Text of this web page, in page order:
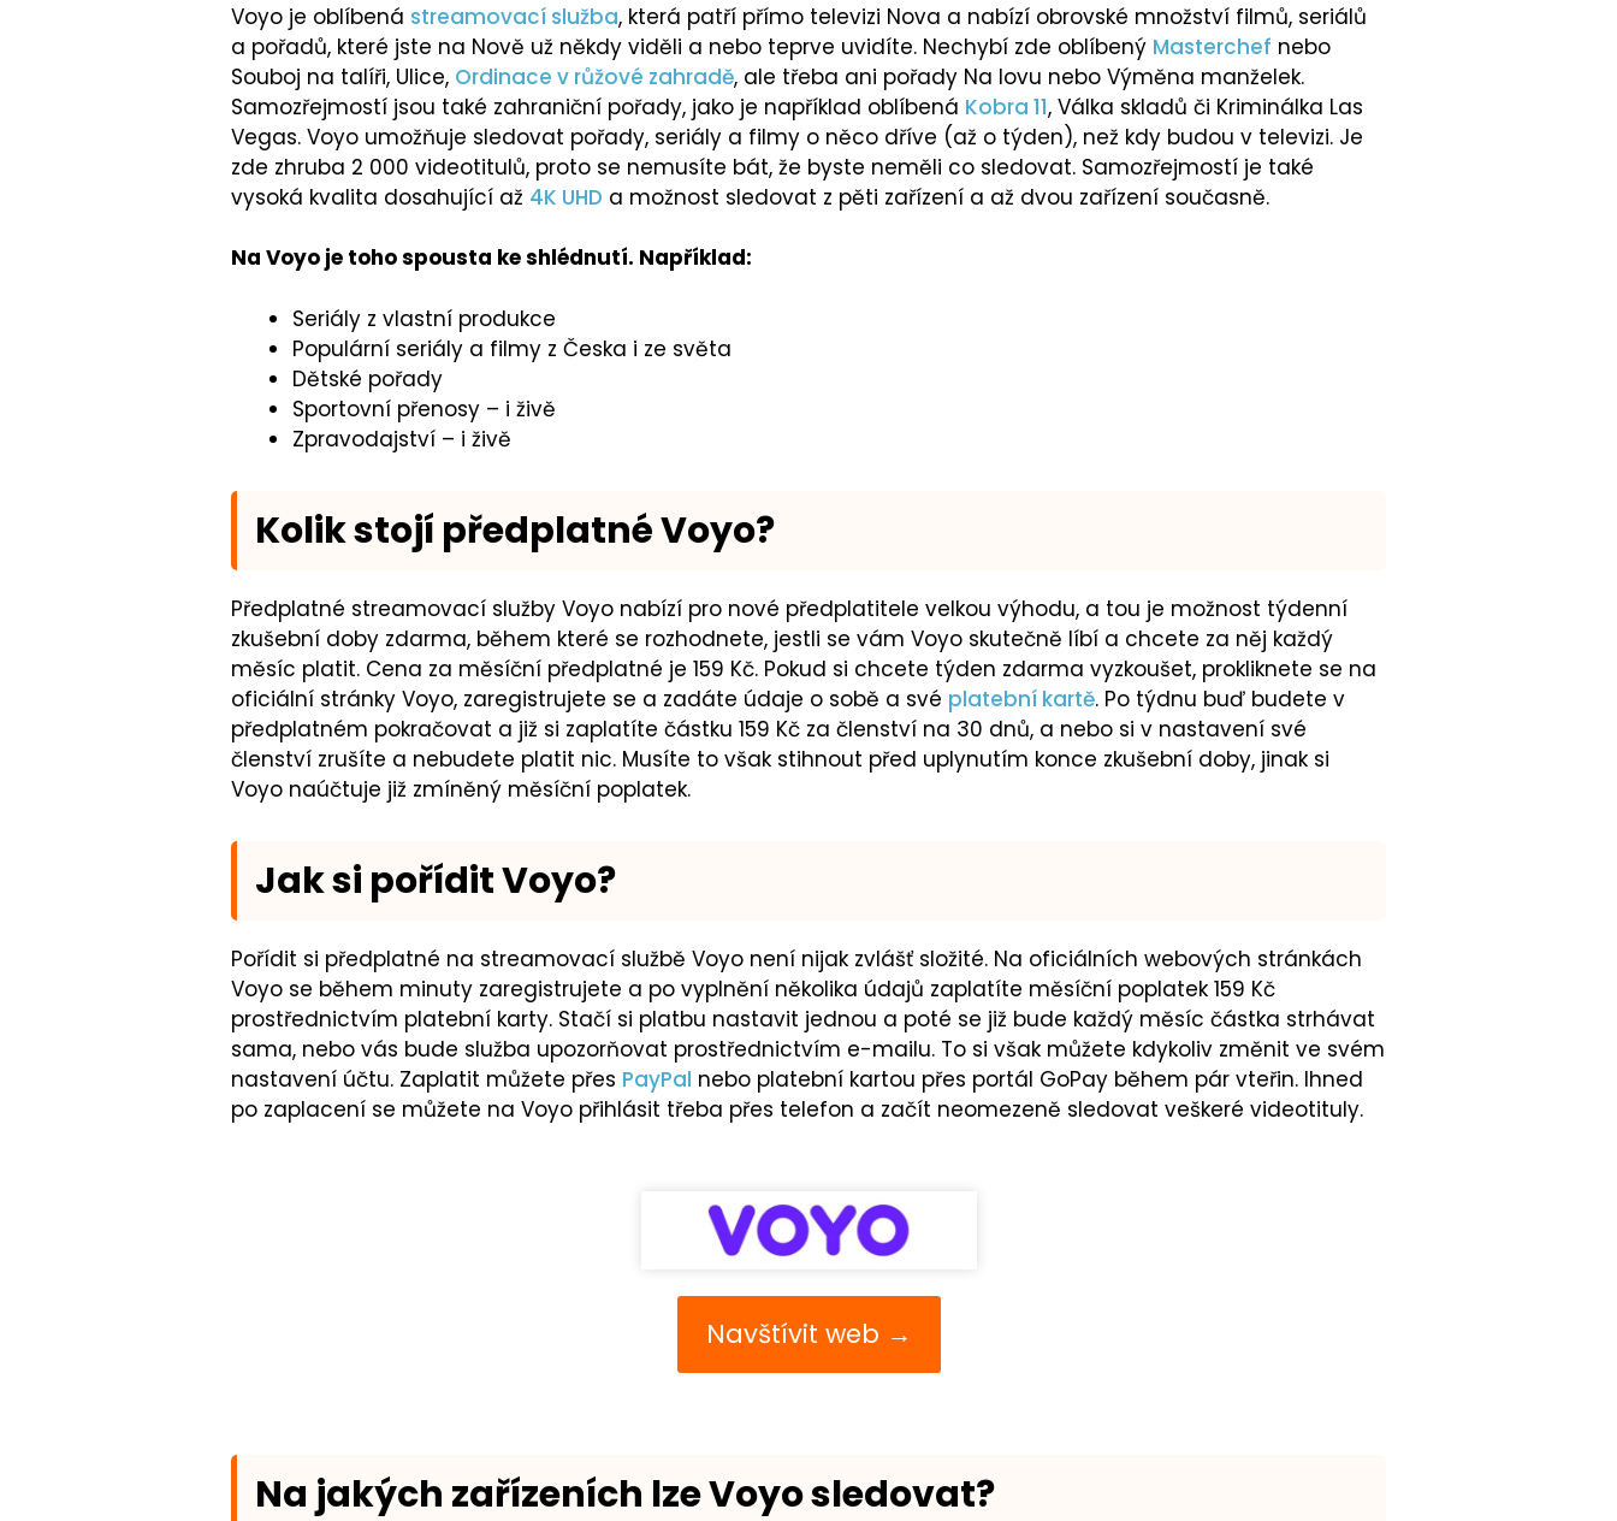
Voyo je oblíbená streamovací služba, která patří přímo televizi Nova a nabízí obrovské množství filmů, seriálů
a pořadů, které jste na Nově už někdy viděli a nebo teprve uvidíte. Nechybí zde oblíbený Masterchef nebo
Souboj na talíři, Ulice, Ordinace v růžové zahradě, ale třeba ani pořady Na lovu nebo Výměna manželek.
Samozřejmostí jsou také zahraniční pořady, jako je například oblíbená Kobra 11, Válka skladů či Kriminálka Las
Vegas. Voyo umožňuje sledovat pořady, seriály a filmy o něco dříve (až o týden), než kdy budou v televizi. Je
zde zhruba 2 000 videotitulů, proto se nemusíte bát, že byste neměli co sledovat. Samozřejmostí je také
vysoká kvalita dosahující až 4K UHD a možnost sledovat z pěti zařízení a až dvou zařízení současně.
Na Voyo je toho spousta ke shlédnutí. Například:
Seriály z vlastní produkce
Populární seriály a filmy z Česka i ze světa
Dětské pořady
Sportovní přenosy –⁠ i živě
Zpravodajství –⁠ i živě
Kolik stojí předplatné Voyo?
Předplatné streamovací služby Voyo nabízí pro nové předplatitele velkou výhodu, a tou je možnost týdenní
zkušební doby zdarma, během které se rozhodnete, jestli se vám Voyo skutečně líbí a chcete za něj každý
měsíc platit. Cena za měsíční předplatné je 159 Kč. Pokud si chcete týden zdarma vyzkoušet, prokliknete se na
oficiální stránky Voyo, zaregistrujete se a zadáte údaje o sobě a své platební kartě. Po týdnu buď budete v
předplatném pokračovat a již si zaplatíte částku 159 Kč za členství na 30 dnů, a nebo si v nastavení své
členství zrušíte a nebudete platit nic. Musíte to však stihnout před uplynutím konce zkušební doby, jinak si
Voyo naúčtuje již zmíněný měsíční poplatek.
Jak si pořídit Voyo?
Pořídit si předplatné na streamovací službě Voyo není nijak zvlášť složité. Na oficiálních webových stránkách
Voyo se během minuty zaregistrujete a po vyplnění několika údajů zaplatíte měsíční poplatek 159 Kč
prostřednictvím platební karty. Stačí si platbu nastavit jednou a poté se již bude každý měsíc částka strhávat
sama, nebo vás bude služba upozorňovat prostřednictvím e-mailu. To si však můžete kdykoliv změnit ve svém
nastavení účtu. Zaplatit můžete přes PayPal nebo platební kartou přes portál GoPay během pár vteřin. Ihned
po zaplacení se můžete na Voyo přihlásit třeba přes telefon a začít neomezeně sledovat veškeré videotituly.
Navštívit web →
Na jakých zařízeních lze Voyo sledovat?